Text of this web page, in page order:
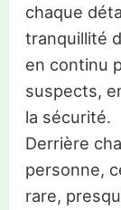
chaque
tranquillité
en continu
suspects,
la sécurité.
Derrière
personne,
rare,